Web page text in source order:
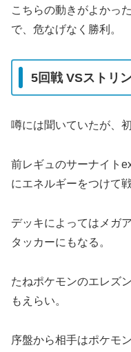
こちらの動きがよかっ
で、危なげなく勝利。
5回戦 VSストリ
噂には聞いていたが、
前レギュのサーナイト
にエネルギーをつけて
デッキによってはメガ
タッカーにもなる。
たねポケモンのエレズ
もえらい。
序盤から相手はポケモ